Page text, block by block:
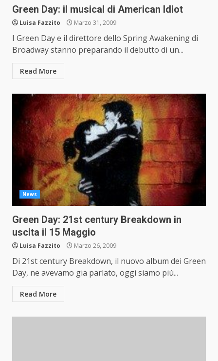
Green Day: il musical di American Idiot
Luisa Fazzito Marzo 31, 2009
I Green Day e il direttore dello Spring Awakening di
Broadway stanno preparando il debutto di un...
Read More
News
Green Day: 21st century Breakdown in
uscita il 15 Maggio
Luisa Fazzito Marzo 26, 2009
Di 21st century Breakdown, il nuovo album dei Green
Day, ne avevamo gia parlato, oggi siamo più...
Read More